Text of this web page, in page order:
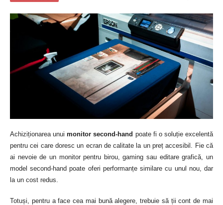
Achiziționarea unuimonitor second-hand poate fi o soluție excelentă
pentru cei care doresc un ecran de calitate la un preț accesibil. Fie că
ai nevoie de un monitor pentru birou, gaming sau editare grafică, un
model second-hand poate oferi performanțe similare cu unul nou, dar
la un cost redus.
Totuși, pentru a face cea mai bună alegere, trebuie să ții cont de mai